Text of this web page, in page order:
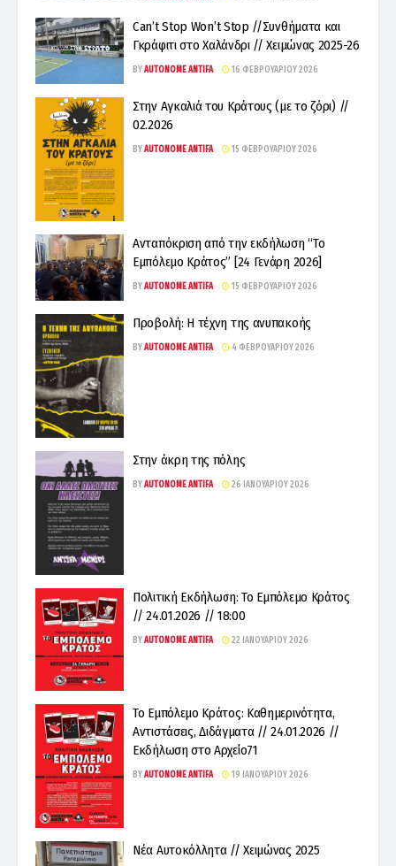
Can’t Stop Won’t Stop //Συνθήματα και
Γκράφιτι στο Χαλάνδρι // Χειμώνας 2025-26
BYAUTONOME ANTIFA 16 ΦΕΒΡΟΥΑΡΊΟΥ 2026
Στην Αγκαλιά του Κράτους (με το ζόρι) //
02.2026
BYAUTONOME ANTIFA 15 ΦΕΒΡΟΥΑΡΊΟΥ 2026
Ανταπόκριση από την εκδήλωση “Το
Εμπόλεμο Κράτος” [24 Γενάρη 2026]
BYAUTONOME ANTIFA 15 ΦΕΒΡΟΥΑΡΊΟΥ 2026
Προβολή: Η τέχνη της ανυπακοής
BYAUTONOME ANTIFA 4 ΦΕΒΡΟΥΑΡΊΟΥ 2026
Στην άκρη της πόλης
BYAUTONOME ANTIFA 26 ΙΑΝΟΥΑΡΊΟΥ 2026
Πολιτική Εκδήλωση: Το Εμπόλεμο Κράτος
// 24.01.2026 // 18:00
BYAUTONOME ANTIFA 22 ΙΑΝΟΥΑΡΊΟΥ 2026
Το Εμπόλεμο Κράτος: Καθημερινότητα,
Αντιστάσεις, Διδάγματα // 24.01.2026 //
Εκδήλωση στο Αρχείο71
BYAUTONOME ANTIFA 19 ΙΑΝΟΥΑΡΊΟΥ 2026
Νέα Αυτοκόλλητα // Χειμώνας 2025